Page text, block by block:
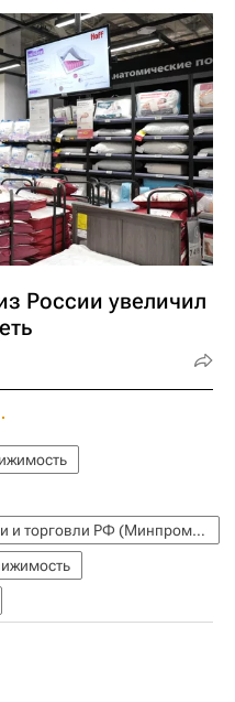
России увеличил
Министерство промышленности и торговли РФ (Минпромторг России)